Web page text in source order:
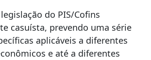
do PIS/Cofins
casuísta, prevendo uma série
aplicáveis a diferentes
e até a diferentes